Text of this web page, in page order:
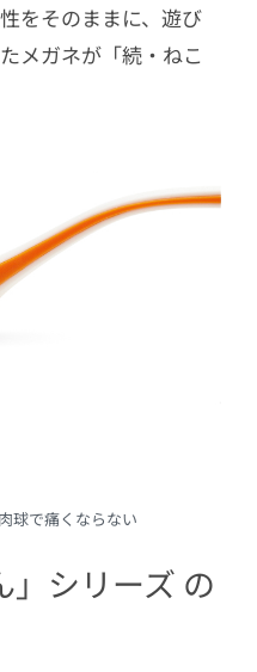
をそのままに、遊び
メガネが「続・ねこ
球で痛くならない
」シリーズ の